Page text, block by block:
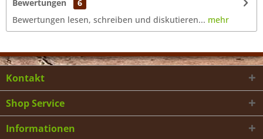
Bewertungen
6
Bewertungen lesen, schreiben und diskutieren... mehr
Kontakt
Shop Service
Informationen